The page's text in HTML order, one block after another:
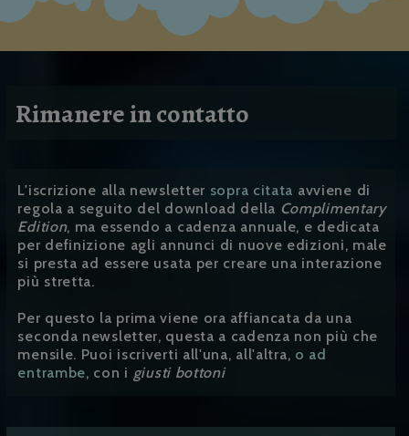
Rimanere in contatto
L'iscrizione alla newsletter sopra citata avviene di
regola a seguito del download della Complimentary
Edition, ma essendo a cadenza annuale, e dedicata
per definizione agli annunci di nuove edizioni, male
si presta ad essere usata per creare una interazione
più stretta.
Per questo la prima viene ora affiancata da una
seconda newsletter, questa a cadenza non più che
mensile. Puoi iscriverti all'una, all'altra, o ad
entrambe, con i giusti bottoni